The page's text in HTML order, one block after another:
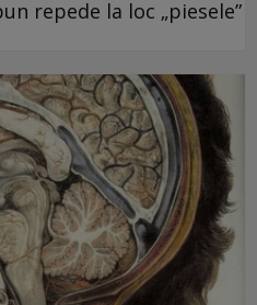
repede la loc „piesele”